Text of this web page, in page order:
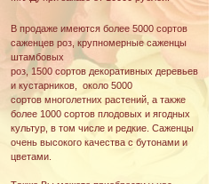
В продаже имеются более 5000 сортов
саженцев роз, крупномерные саженцы
штамбовых
роз, 1500 сортов декоративных деревьев
и кустарников, около 5000
сортов многолетних растений, а также
более 1000 сортов плодовых и ягодных
культур, в том числе и редкие. Саженцы
очень высокого качества с бутонами и
цветами.